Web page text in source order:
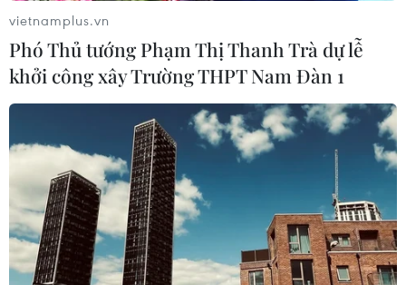
TIN CÙNG CHUYÊN MỤC
Thổ Nhĩ Kỳ tăng cường truy quét IS,
bắt giữ hơn 100 nghi phạm
07/08/2026 14:55
vietnamplus.vn
Phó Thủ tướng Phạm Thị Thanh Trà dự lễ
khởi công xây Trường THPT Nam Đàn 1